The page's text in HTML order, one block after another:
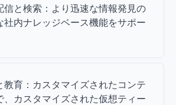
信と検索：より迅速な情報発見の
社内ナレッジベース機能をサポー
教育：カスタマイズされたコンテ
、カスタマイズされた仮想ティー